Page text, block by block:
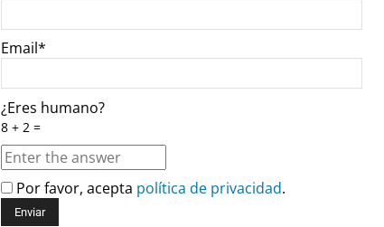
Email*
¿Eres humano?
8 + 2 =
Por favor, acepta política de privacidad.